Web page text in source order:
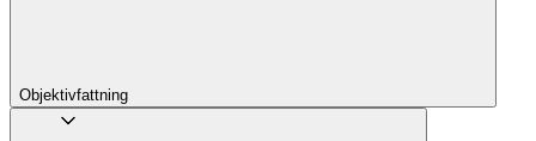
Objektivfattning